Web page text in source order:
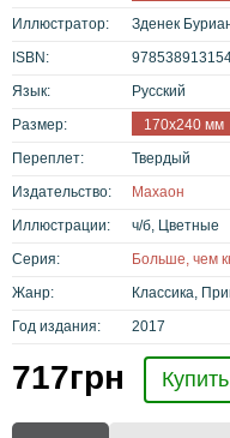
Иллюстратор:
Зденек
ISBN:
Язык:
Русский
Размер:
170x240 мм
Переплет:
Твердый
Издательство:
Махаон
Иллюстрации:
ч/б, Цветные
Серия:
Больше, чем
Жанр:
Классика,
Год издания:
2017
717грн Купить